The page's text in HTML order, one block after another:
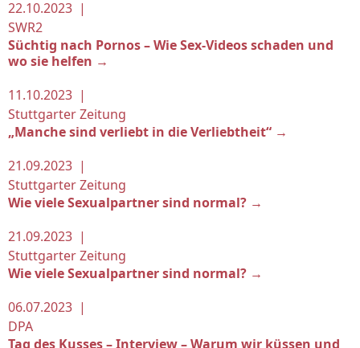
22.10.2023 |
SWR2
Süchtig nach Pornos – Wie Sex-Videos schaden und
wo sie helfen →
11.10.2023 |
Stuttgarter Zeitung
„Manche sind verliebt in die Verliebtheit“ →
21.09.2023 |
Stuttgarter Zeitung
Wie viele Sexualpartner sind normal? →
21.09.2023 |
Stuttgarter Zeitung
Wie viele Sexualpartner sind normal? →
06.07.2023 |
DPA
Tag des Kusses – Interview – Warum wir küssen und